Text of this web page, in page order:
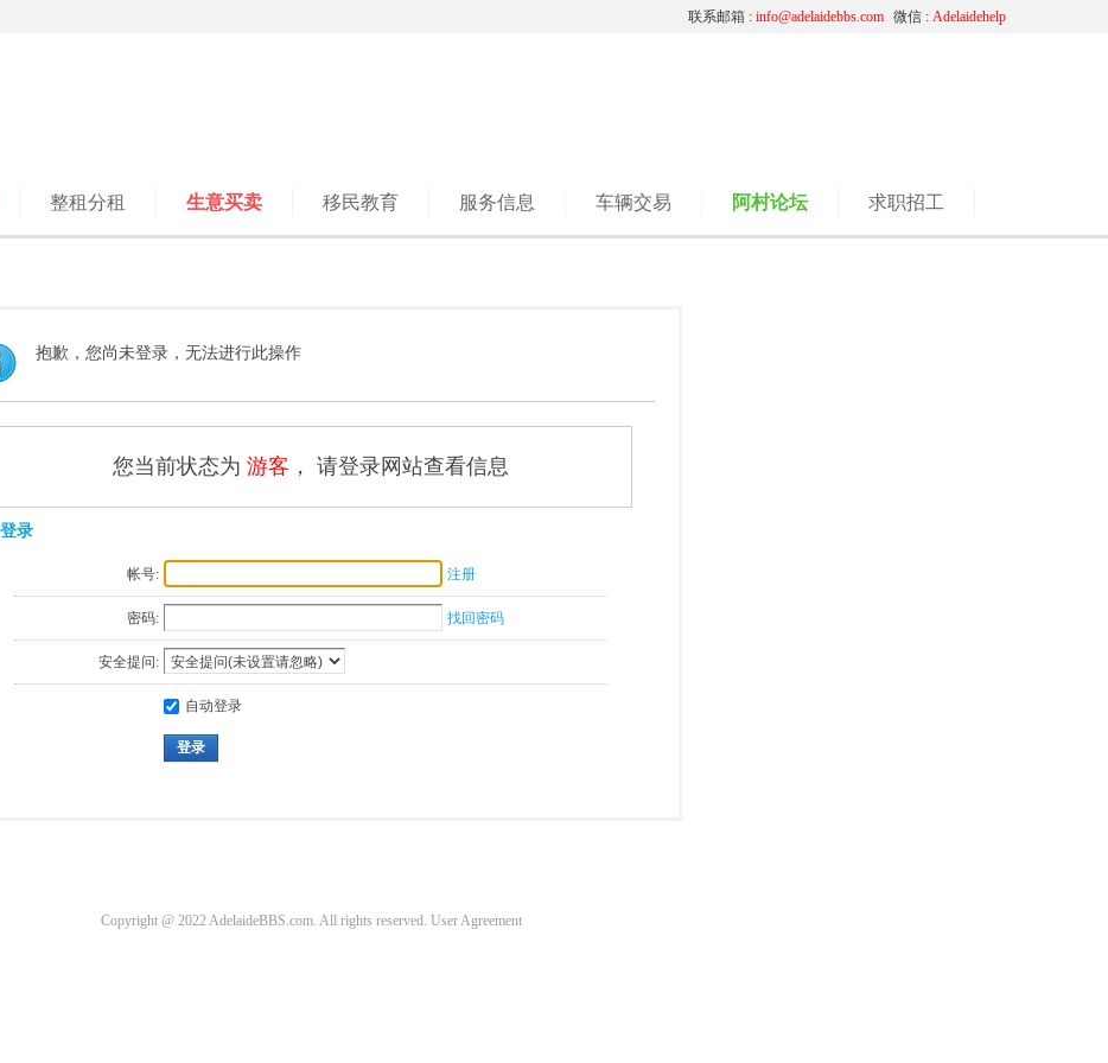
微信 : Adelaidehelp
联系邮箱 : info@adelaidebbs.com
整租分租 生意买卖 移民教育 服务信息 车辆交易 阿村论坛 求职招工
抱歉，您尚未登录，无法进行此操作
您当前状态为 游客 ， 请登录网站查看信息
录
帐号: 注册
密码: 找回密码
安全提问:
自动登录
登录
Copyright @ 2022 AdelaideBBS.com. All rights reserved. User Agreement